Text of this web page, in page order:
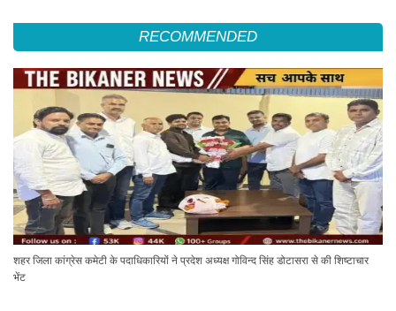
RECOMMENDED
शहर जिला कांग्रेस कमेटी के पदाधिकारियों ने प्रदेश अध्यक्ष गोविन्द सिंह डोटासरा से की शिष्टाचार
भेंट